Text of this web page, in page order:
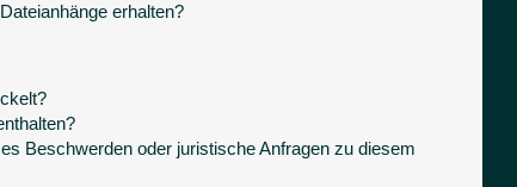
erhalten?
Beschwerden oder juristische Anfragen zu diesem